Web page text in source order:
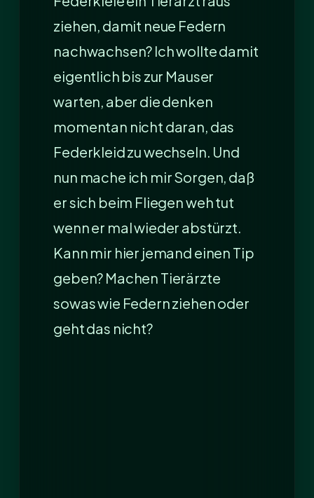
ziehen, damit neue Federn
nachwachsen? Ich wollte damit
eigentlich bis zur Mauser
warten, aber die denken
momentan nicht daran, das
Federkleid zu wechseln. Und
nun mache ich mir Sorgen, daß
er sich beim Fliegen weh tut
wenn er mal wieder abstürzt.
Kann mir hier jemand einen Tip
geben? Machen Tierärzte
sowas wie Federn ziehen oder
geht das nicht?